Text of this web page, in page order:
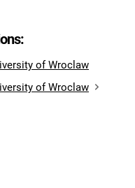
of Wroclaw
of Wroclaw